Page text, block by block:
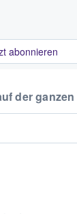
abonnieren
der ganzen